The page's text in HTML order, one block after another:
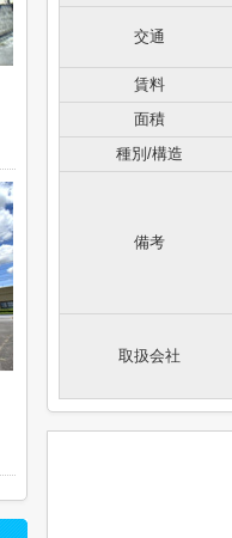
交通
賃料
面積
種別/構造
備考
取扱会社